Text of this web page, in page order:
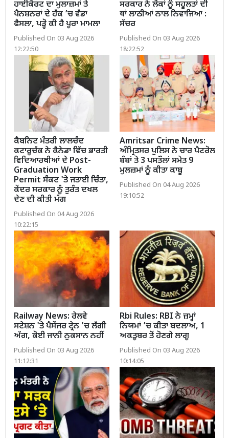
ਹਾਈਕੋਰਟ ਦਾ ਮੁਲਾਜ਼ਮਾਂ ਤੇ
ਪੈਨਸ਼ਨਰਾਂ ਦੇ ਹੱਕ ’ਚ ਵੱਡਾ
ਫੈਸਲਾ, ਪੜ੍ਹੋ ਕੀ ਹੈ ਪੂਰਾ ਮਾਮਲਾ
Published On 03 Aug 2026
12:22:50
ਸਰਕਾਰ ਨੇ ਲੋਕਾਂ ਨੂੰ ਸਹੂਲਤਾਂ ਦੀ
ਥਾਂ ਲਾਠੀਆਂ ਨਾਲ ਨਿਵਾਜਿਆ :
ਸੱਚਰ
Published On 03 Aug 2026
18:22:52
ਕੈਬਨਿਟ ਮੰਤਰੀ ਲਾਲਚੰਦ
ਕਟਾਰੂਚੱਕ ਨੇ ਕੈਨੇਡਾ ਵਿੱਚ ਭਾਰਤੀ
ਵਿਦਿਆਰਥੀਆਂ ਦੇ Post-
Graduation Work
Permit ਸੰਕਟ 'ਤੇ ਜਤਾਈ ਚਿੰਤਾ,
ਕੇਂਦਰ ਸਰਕਾਰ ਨੂੰ ਤੁਰੰਤ ਦਖਲ
ਦੇਣ ਦੀ ਕੀਤੀ ਮੰਗ
Published On 04 Aug 2026
10:22:15
Amritsar Crime News:
ਅੰਮ੍ਰਿਤਸਰ ਪੁਲਿਸ ਨੇ ਚਾਰ ਪੈਟਰੋਲ
ਬੰਬਾਂ ਤੇ 3 ਪਸਤੌਲਾਂ ਸਮੇਤ 9
ਮੁਲਜ਼ਮਾਂ ਨੂੰ ਕੀਤਾ ਕਾਬੂ
Published On 04 Aug 2026
19:10:52
Railway News: ਰੇਲਵੇ
ਸਟੇਸ਼ਨ 'ਤੇ ਪੈਸੇਂਜਰ ਟ੍ਰੇਨ 'ਚ ਲੱਗੀ
ਅੱਗ, ਕੋਈ ਜਾਨੀ ਨੁਕਸਾਨ ਨਹੀਂ
Published On 03 Aug 2026
11:12:31
Rbi Rules: RBI ਨੇ ਜ਼ਮ੍ਹਾਂ
ਨਿਯਮਾਂ ’ਚ ਕੀਤਾ ਬਦਲਾਅ, 1
ਅਕਤੂਬਰ ਤੋਂ ਹੋਣਗੇ ਲਾਗੂ
Published On 03 Aug 2026
10:14:05